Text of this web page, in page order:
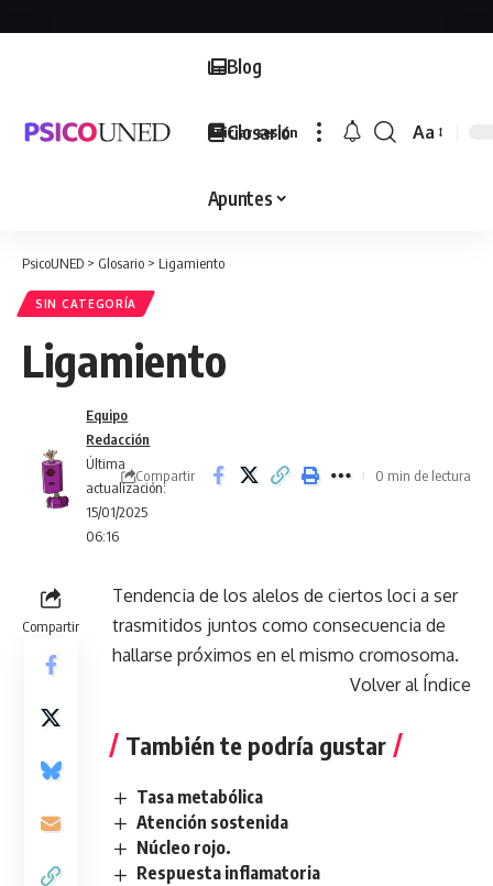
Blog
Glosario
Apuntes
Iniciar sesión
Font
Aa
PsicoUNED > Glosario > Ligamiento
SIN CATEGORÍA
Ligamiento
Última
actualización:
15/01/2025
06:16
Equipo
Redacción
Compartir 0 min de lectura
Compartir
Tendencia de los alelos de ciertos loci a ser
trasmitidos juntos como consecuencia de
hallarse próximos en el mismo cromosoma.
Volver al Índice
También te podría gustar
Tasa metabólica
Atención sostenida
Núcleo rojo.
Respuesta inflamatoria